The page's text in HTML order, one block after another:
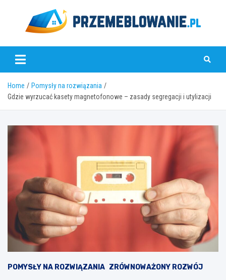
www.przemeblowanie.pl
Home
Pomysły na rozwiązania
Gdzie wyrzucać kasety magnetofonowe – zasady segregacji i utylizacji
POMYSŁY NA ROZWIĄZANIA ZRÓWNOWAŻONY ROZWÓJ